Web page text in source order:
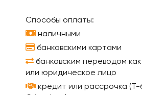
Способы оплаты:
наличными
банковскими картами
банковским переводом
или юридическое лицо
кредит или рассрочка (Т-